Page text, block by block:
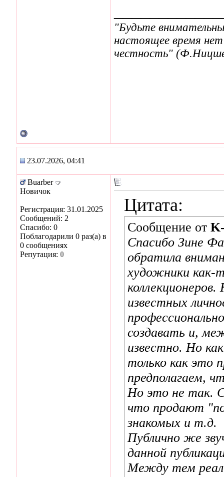
"Будьте
настоящее время
честность"
23.07.2026, 04:41
Buarber
Новичок
Регистрация: 31.01.2025
Сообщений: 2
Спасибо: 0
Поблагодарили 0 раз(а) в
0 сообщениях
Репутация: 0
Цитата:
Сообщение от
Спасибо Зине
обратила
художники как-
известных
создавать и,
известно. Но
только как это
предполагаем,
Но это не так.
что продают
знакомых и т.д.
Публично же
данной
Между тем